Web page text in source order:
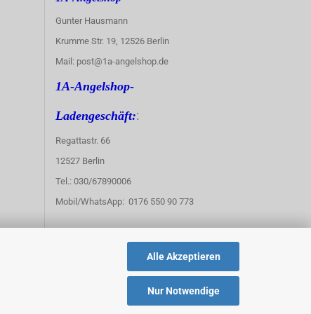
Alle Akzeptieren
Nur Notwendige
Gunter Hausmann
Krumme Str. 19, 12526 Berlin
Mail: post@1a-angelshop.de
1A-Angelshop-
Ladengeschäft::
Regattastr. 66
12527 Berlin
Tel.: 030/67890006
Mobil/WhatsApp: 0176 550 90 773